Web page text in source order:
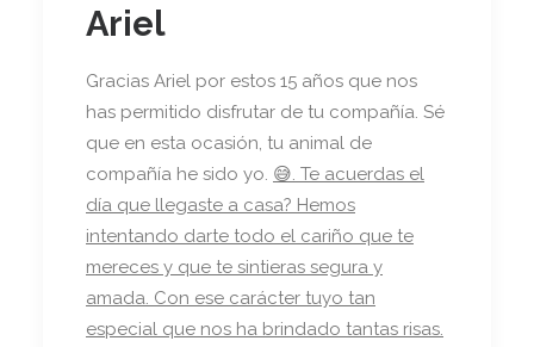
Ariel
Gracias Ariel por estos 15 años que nos
has permitido disfrutar de tu compañía. Sé
que en esta ocasión, tu animal de
compañía he sido yo. 😅. Te acuerdas el
día que llegaste a casa? Hemos
intentando darte todo el cariño que te
mereces y que te sintieras segura y
amada. Con ese carácter tuyo tan
especial que nos ha brindado tantas risas.